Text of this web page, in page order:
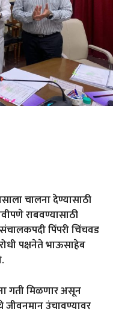
चालना देण्यासाठी
राबवण्यासाठी
संचालकपदी पिंपरी चिंचवड
पक्षनेते भाऊसाहेब
गती मिळणार असून
जीवनमान उंचावण्यावर